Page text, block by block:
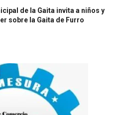
de la Gaita invita a niños y
sobre la Gaita de Furro